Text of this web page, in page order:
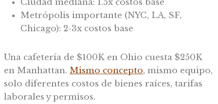
Ciudad mediana: 1.5x costos base
Metrópolis importante (NYC, LA, SF,
Chicago): 2-3x costos base
Una cafetería de $100K en Ohio cuesta $250K
en Manhattan. Mismo concepto, mismo equipo,
solo diferentes costos de bienes raíces, tarifas
laborales y permisos.